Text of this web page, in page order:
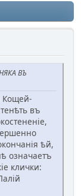
ВЪ
Кощей-
въ
ѣй,
означаетъ
клички: